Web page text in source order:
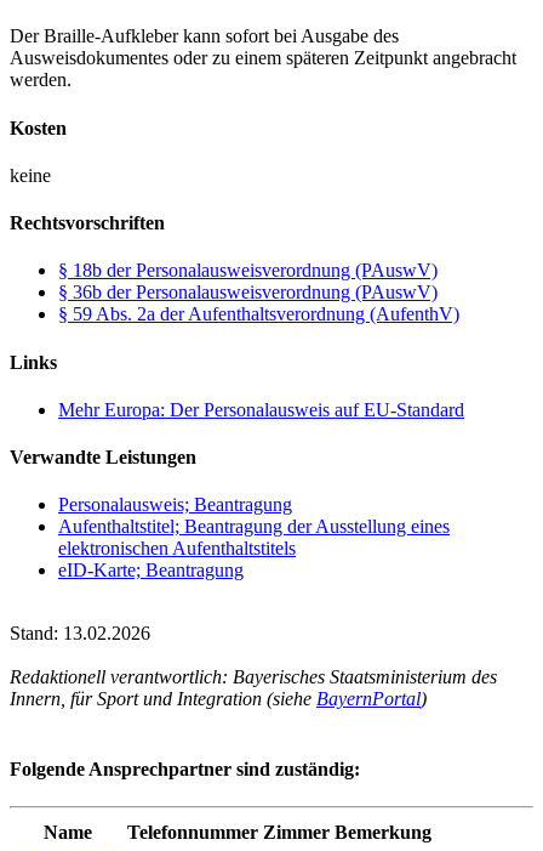
Der Braille-Aufkleber kann sofort bei Ausgabe des
Ausweisdokumentes oder zu einem späteren Zeitpunkt angebracht
werden.
Kosten
keine
Rechtsvorschriften
§ 18b der Personalausweisverordnung (PAuswV)
§ 36b der Personalausweisverordnung (PAuswV)
§ 59 Abs. 2a der Aufenthaltsverordnung (AufenthV)
Links
Mehr Europa: Der Personalausweis auf EU-Standard
Verwandte Leistungen
Personalausweis; Beantragung
Aufenthaltstitel; Beantragung der Ausstellung eines
elektronischen Aufenthaltstitels
eID-Karte; Beantragung
Stand: 13.02.2026
Redaktionell verantwortlich: Bayerisches Staatsministerium des
Innern, für Sport und Integration (siehe BayernPortal)
Folgende Ansprechpartner sind zuständig:
Name Telefonnummer Zimmer Bemerkung